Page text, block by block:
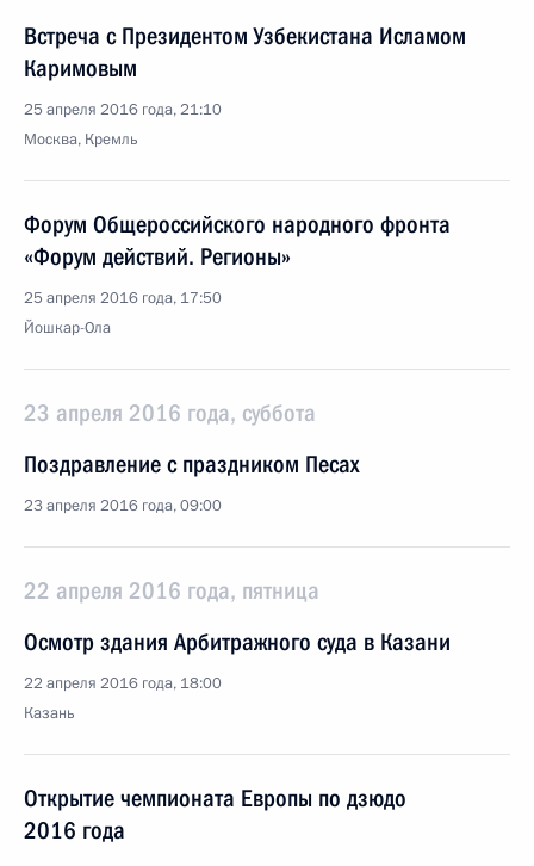
Встреча с Президентом Узбекистана Исламом
Каримовым
25 апреля 2016 года, 21:10
Москва, Кремль
Форум Общероссийского народного фронта
«Форум действий. Регионы»
25 апреля 2016 года, 17:50
Йошкар-Ола
23 апреля 2016 года, суббота
Поздравление с праздником Песах
23 апреля 2016 года, 09:00
22 апреля 2016 года, пятница
Осмотр здания Арбитражного суда в Казани
22 апреля 2016 года, 18:00
Казань
Открытие чемпионата Европы по дзюдо
2016 года